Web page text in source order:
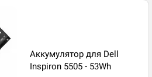
Аккумулятор для Dell
Inspiron 5505 - 53Wh